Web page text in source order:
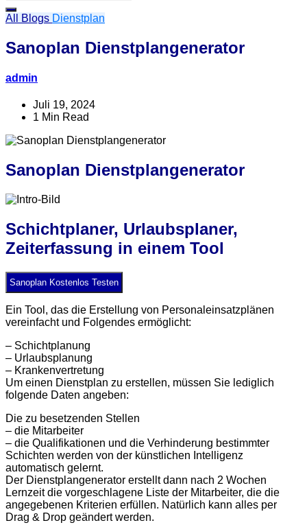
All Blogs Dienstplan
Sanoplan Dienstplangenerator
admin
Juli 19, 2024
1 Min Read
Sanoplan Dienstplangenerator
Schichtplaner, Urlaubsplaner,
Zeiterfassung in einem Tool
Sanoplan Kostenlos Testen
Ein Tool, das die Erstellung von Personaleinsatzplänen
vereinfacht und Folgendes ermöglicht:
– Schichtplanung
– Urlaubsplanung
– Krankenvertretung
Um einen Dienstplan zu erstellen, müssen Sie lediglich
folgende Daten angeben:
Die zu besetzenden Stellen
– die Mitarbeiter
– die Qualifikationen und die Verhinderung bestimmter
Schichten werden von der künstlichen Intelligenz
automatisch gelernt.
Der Dienstplangenerator erstellt dann nach 2 Wochen
Lernzeit die vorgeschlagene Liste der Mitarbeiter, die die
angegebenen Kriterien erfüllen. Natürlich kann alles per
Drag & Drop geändert werden.